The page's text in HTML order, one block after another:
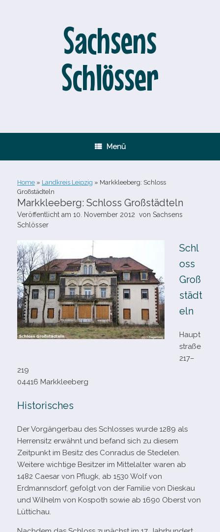
Sachsens
Schlösser
Menü
Home » Landkreis Leipzig » Markkleeberg: Schloss
Großstädteln
Markkleeberg: Schloss Großstädteln
Veröffentlicht am 10. November 2012 von Sachsens
Schlösser
Schl
oss
Groß
städt
eln
Haupt
straße
217–
219
04416 Markkleeberg
Historisches
Der Vorgängerbau des Schlosses wurde 1289 als
Herrensitz erwähnt und befand sich zu die­sem
Zeitpunkt im Besitz des Conradus de Stedelen.
Weitere wich­tige Besitzer im Mittelalter waren ab
1482 Caesar von Pflugk, ab 1530 Wolf von
Erdmannsdorf, gefolgt von der Familie von Dieskau
und Wilhelm von Kospoth sowie ab 1690 Oberst von
Lüttichau.